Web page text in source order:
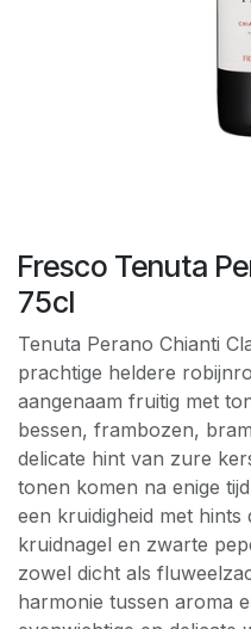
Fresco Tenuta
75cl
Tenuta Perano Chianti
prachtige heldere
aangenaam fruitig met
bessen, frambozen,
delicate hint van zure
tonen komen na enige
een kruidigheid met hints
kruidnagel en zwarte
zowel dicht als
harmonie tussen aroma